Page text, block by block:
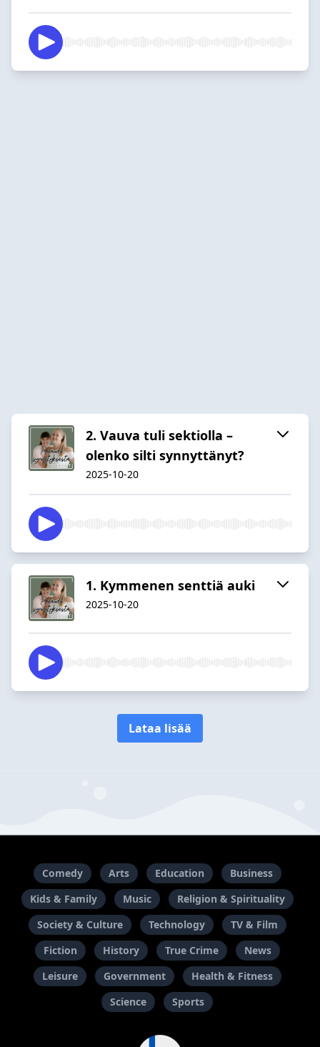
2. Vauva tuli sektiolla –
olenko silti synnyttänyt?
2025-10-20
1. Kymmenen senttiä auki
2025-10-20
Lataa lisää
Comedy Arts Education
Business
Kids & Family
Music
Religion & Spirituality
Society & Culture
Technology
TV & Film
Fiction
History True Crime
News
Leisure
Government
Health & Fitness
Science
Sports